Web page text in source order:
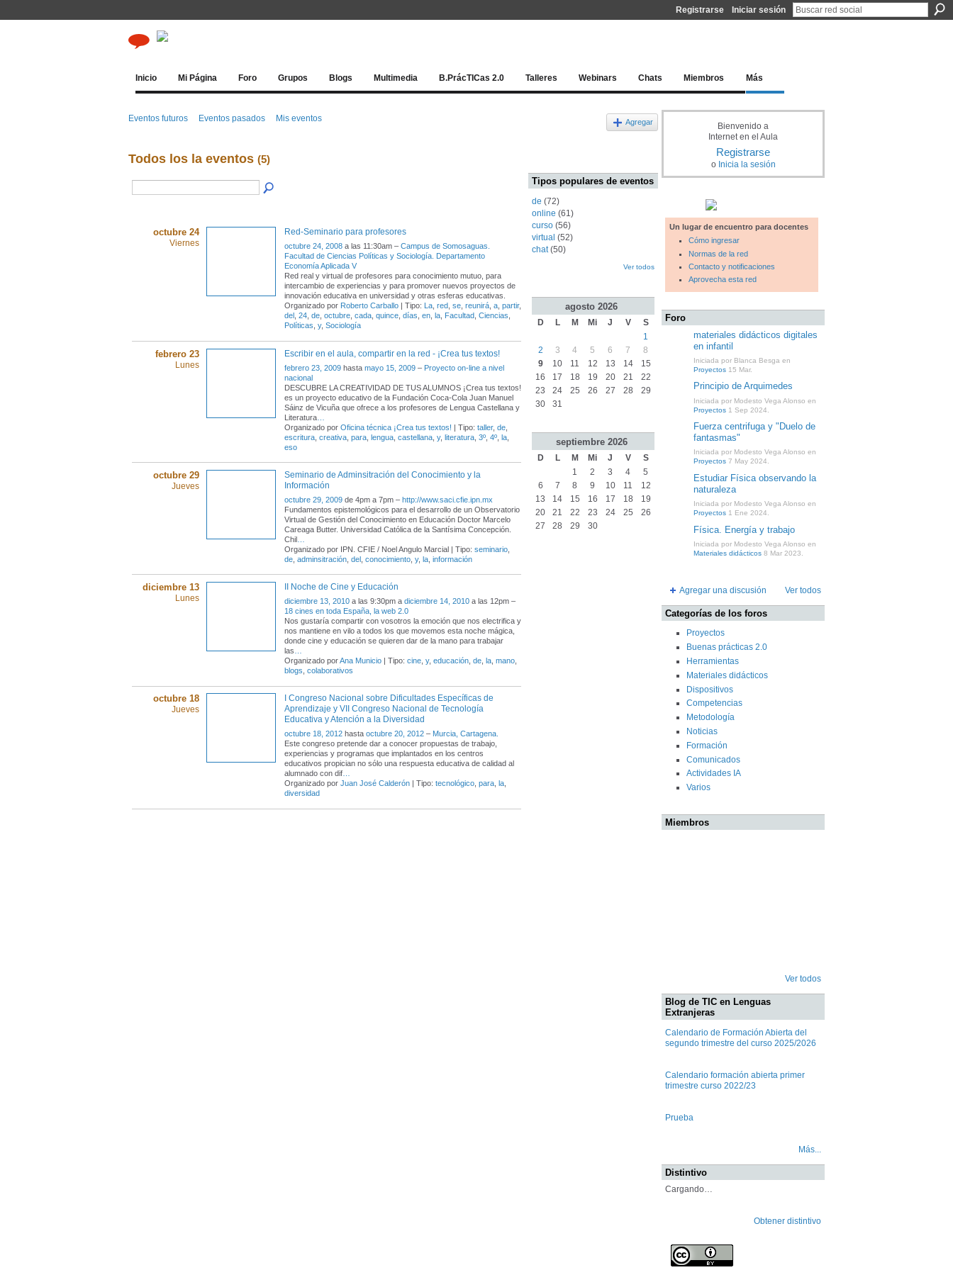
Registrarse Iniciar sesión
Inicio Mi Página Foro Grupos Blogs Multimedia B.PrácTICas 2.0 Talleres Webinars Chats Miembros Más
Eventos futuros Eventos pasados Mis eventos Agregar
Todos los la eventos (5)
octubre 24
Viernes
Red-Seminario para profesores
octubre 24, 2008 a las 11:30am – Campus de Somosaguas.
Facultad de Ciencias Políticas y Sociología. Departamento
Economía Aplicada V
Red real y virtual de profesores para conocimiento mutuo, para
intercambio de experiencias y para promover nuevos proyectos de
innovación educativa en universidad y otras esferas educativas.
Organizado por Roberto Carballo | Tipo: La, red, se, reunirá, a, partir,
del , 24, de, octubre, cada, quince, días, en, la, Facultad, Ciencias,
Políticas, y, Sociología
febrero 23
Lunes
Escribir en el aula, compartir en la red - ¡Crea tus textos!
febrero 23, 2009 hasta mayo 15, 2009 – Proyecto on-line a nivel
nacional
DESCUBRE LA CREATIVIDAD DE TUS ALUMNOS ¡Crea tus textos!
es un proyecto educativo de la Fundación Coca-Cola Juan Manuel
Sáinz de Vicuña que ofrece a los profesores de Lengua Castellana y
Literatura
Organizado por Oficina técnica ¡Crea tus textos! | Tipo: taller, de
escritura creativa para lengua castellana y, literatura 3º 4º la
eso
octubre 29
Jueves
Seminario de Adminsitración del Conocimiento y la
Información
octubre 29, 2009 de 4pm a 7pm – http://www.saci.cfie.ipn.mx
Fundamentos epistemológicos para el desarrollo de un Observatorio
Virtual de Gestión del Conocimiento en Educación Doctor Marcelo
Careaga Butter. Universidad Católica de la Santísima Concepción.
Chil
Organizado por IPN. CFIE / Noel Angulo Marcial | Tipo: seminario
de adminsitración del conocimiento y, la información
diciembre 13
Lunes
II Noche de Cine y Educación
diciembre 13, 2010 a las 9:30pm a diciembre 14, 2010 a las 12pm –
18 cines en toda España, la web 2.0
Nos gustaría compartir con vosotros la emoción que nos electrifica y
nos mantiene en vilo a todos los que movemos esta noche mágica,
donde cine y educación se quieren dar de la mano para trabajar
las
Organizado porAna Municio | Tipo: cine y, educación de la mano
blogs colaborativos
octubre 18
Jueves
I Congreso Nacional sobre Dificultades Específicas de
Aprendizaje y VII Congreso Nacional de Tecnología
Educativa y Atención a la Diversidad
octubre 18, 2012 hasta octubre 20, 2012 – Murcia, Cartagena.
Este congreso pretende dar a conocer propuestas de trabajo,
experiencias y programas que implantados en los centros
educativos propician no sólo una respuesta educativa de calidad al
alumnado con dif
Organizado por Juan José Calderón | Tipo: tecnológico para la
diversidad
Tipos populares de eventos
de (72)
online (61)
curso (56)
virtual (52)
chat(50)
Ver todos
agosto 2026
D L M Mi J V
S
1
2
3 4 5 6 7
8
9
10 11 12 13 14
15
16
17 18 19 20 21
22
23
24 25 26 27 28
29
30
31
septiembre 2026
D L M Mi J V
S
1
2 3 4
5
6
7 8 9 10 11
12
13
14 15 16 17 18
19
20
21 22 23 24 25
26
27
28 29 30
Bienvenido a
Internet en el Aula
Registrarse
o Inicia la sesión
Un lugar de encuentro para docentes
Cómo ingresar
Normas de la red
Contacto y notificaciones
Aprovecha esta red
Foro
materiales didácticos digitales
en infantil
Iniciada por Blanca Besga en
Proyectos 15 Mar.
Principio de Arquimedes
Iniciada por Modesto Vega Alonso en
Proyectos 1 Sep 2024.
Fuerza centrifuga y "Duelo de
fantasmas"
Iniciada por Modesto Vega Alonso en
Proyectos 7 May 2024.
Estudiar Física observando la
naturaleza
Iniciada por Modesto Vega Alonso en
Proyectos 1 Ene 2024.
Física. Energía y trabajo
Iniciada por Modesto Vega Alonso en
Materiales didácticos 8 Mar 2023.
Agregar una discusión Ver todos
Categorías de los foros
Proyectos
Buenas prácticas 2.0
Herramientas
Materiales didácticos
Dispositivos
Competencias
Metodología
Noticias
Formación
Comunicados
Actividades IA
Varios
Miembros
Ver todos
Blog de TIC en Lenguas
Extranjeras
Calendario de Formación Abierta del
segundo trimestre del curso 2025/2026
Calendario formación abierta primer
trimestre curso 2022/23
Prueba
Más...
Distintivo
Cargando…
Obtener distintivo